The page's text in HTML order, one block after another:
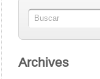
Archives